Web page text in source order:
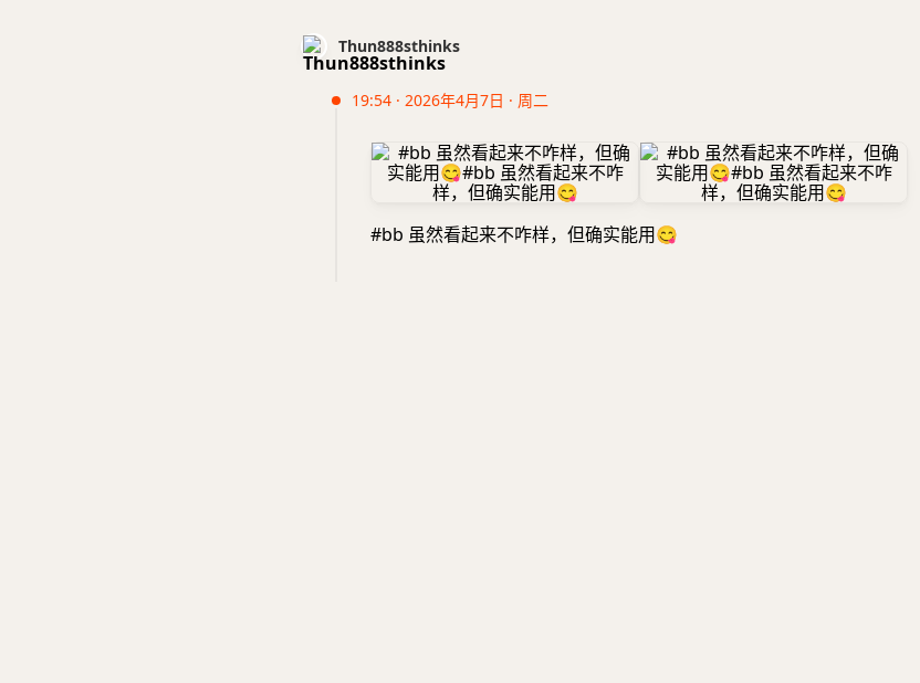
Thun888sthinks
19:54 · 2026年4月7日 · 周二
#bb 虽然看起来不咋样，但确实能用😋